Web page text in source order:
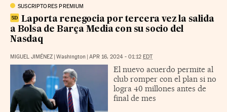
SUSCRIPTORES PREMIUM
Laporta renegocia por tercera vez la salida
a Bolsa de Barça Media con su socio del
Nasdaq
MIGUEL JIMÉNEZ Washington APR 16, 2024 - 01:12 EDT
El nuevo acuerdo permite al
club romper con el plan si no
logra 40 millones antes de
final de mes